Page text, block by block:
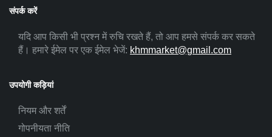
संपर्क करें
यदि आप किसी भी प्रश्न में रुचि रखते हैं, तो आप हमसे संपर्क कर सकते
हैं। हमारे ईमेल पर एक ईमेल भेजें: khmmarket@gmail.com
उपयोगी कड़ियां
नियम और शर्तें
गोपनीयता नीति